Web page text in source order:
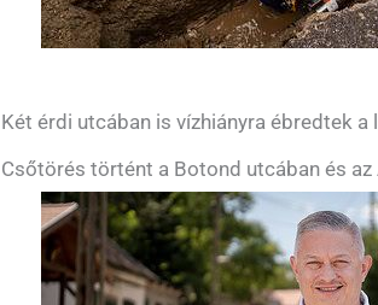
Két érdi utcában is vízhiányra ébredtek a
Csőtörés történt a Botond utcában és az